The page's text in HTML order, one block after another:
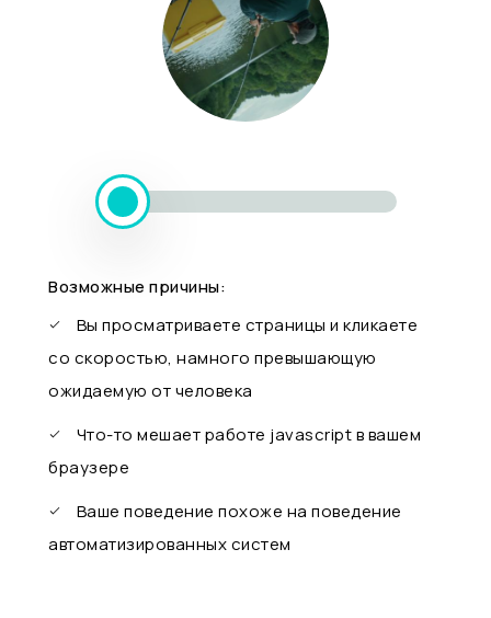
Возможные причины:
Вы просматриваете страницы и кликаете
со скоростью, намного превышающую
ожидаемую от человека
Что-то мешает работе javascript в вашем
браузере
Ваше поведение похоже на поведение
автоматизированных систем